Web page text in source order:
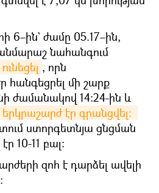
6–ին` ժամը 05.17–ին,
նահանգում
, որն
հանգեցրել մի շարք
ժամանակով 14։24-ին և
ստորգետնյա ցնցման
10-11 բալ:
զոհ է դարձել ավելի